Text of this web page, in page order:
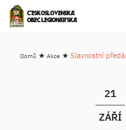
ČESKOSLOVENSKÁ
OBEC LEGIONÁŘSKÁ
Domů ★ Akce ★ Slavnostní
21
ZÁŘÍ